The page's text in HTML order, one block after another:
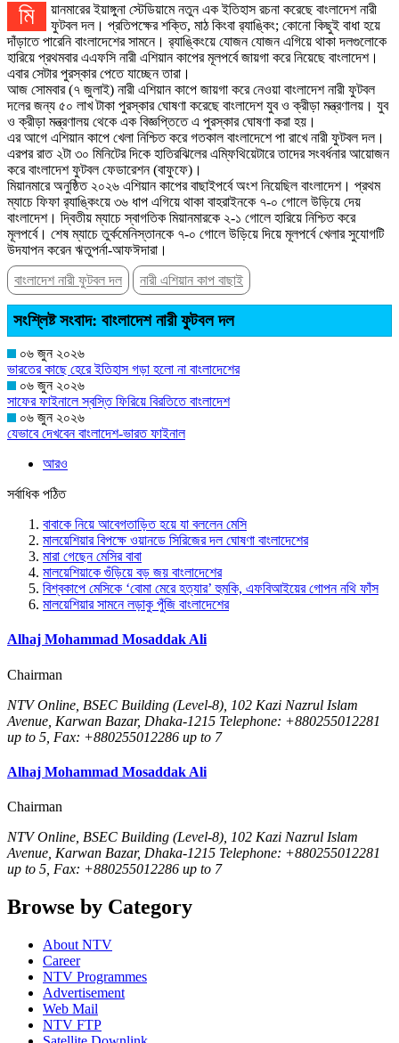
মিয়ানমারের ইয়াঙ্গুনা স্টেডিয়ামে নতুন এক ইতিহাস রচনা করেছে বাংলাদেশ নারী
ফুটবল দল। প্রতিপক্ষের শক্তি, মাঠ কিংবা র‌্যাঙ্কিং; কোনো কিছুই বাধা হয়ে
দাঁড়াতে পারেনি বাংলাদেশের সামনে। র‌্যাঙ্কিংয়ে যোজন যোজন এগিয়ে থাকা দলগুলোকে
হারিয়ে প্রথমবার এএফসি নারী এশিয়ান কাপের মূলপর্বে জায়গা করে নিয়েছে বাংলাদেশ।
এবার সেটার পুরস্কার পেতে যাচ্ছেন তারা।
আজ সোমবার (৭ জুলাই) নারী এশিয়ান কাপে জায়গা করে নেওয়া বাংলাদেশ নারী ফুটবল
দলের জন্য ৫০ লাখ টাকা পুরস্কার ঘোষণা করেছে বাংলাদেশ যুব ও ক্রীড়া মন্ত্রণালয়। যুব
ও ক্রীড়া মন্ত্রণালয় থেকে এক বিজ্ঞপ্তিতে এ পুরস্কার ঘোষণা করা হয়।
এর আগে এশিয়ান কাপে খেলা নিশ্চিত করে গতকাল বাংলাদেশে পা রাখে নারী ফুটবল দল।
এরপর রাত ২টা ৩০ মিনিটের দিকে হাতিরঝিলের এম্ফিথিয়েটারে তাদের সংবর্ধনার আয়োজন
করে বাংলাদেশ ফুটবল ফেডারেশন (বাফুফে)।
মিয়ানমারে অনুষ্ঠিত ২০২৬ এশিয়ান কাপের বাছাইপর্বে অংশ নিয়েছিল বাংলাদেশ। প্রথম
ম্যাচে ফিফা র‌্যাঙ্কিংয়ে ৩৬ ধাপ এগিয়ে থাকা বাহরাইনকে ৭-০ গোলে উড়িয়ে দেয়
বাংলাদেশ। দ্বিতীয় ম্যাচে স্বাগতিক মিয়ানমারকে ২-১ গোলে হারিয়ে নিশ্চিত করে
মূলপর্বে। শেষ ম্যাচে তুর্কমেনিস্তানকে ৭-০ গোলে উড়িয়ে দিয়ে মূলপর্বে খেলার সুযোগটি
উদযাপন করেন ঋতুপর্না-আফঈদারা।
বাংলাদেশ নারী ফুটবল দল
নারী এশিয়ান কাপ বাছাই
সংশ্লিষ্ট সংবাদ: বাংলাদেশ নারী ফুটবল দল
০৬ জুন ২০২৬
ভারতের কাছে হেরে ইতিহাস গড়া হলো না বাংলাদেশের
০৬ জুন ২০২৬
সাফের ফাইনালে স্বস্তি ফিরিয়ে বিরতিতে বাংলাদেশ
০৬ জুন ২০২৬
যেভাবে দেখবেন বাংলাদেশ-ভারত ফাইনাল
আরও
সর্বাধিক পঠিত
বাবাকে নিয়ে আবেগতাড়িত হয়ে যা বললেন মেসি
মালয়েশিয়ার বিপক্ষে ওয়ানডে সিরিজের দল ঘোষণা বাংলাদেশের
মারা গেছেন মেসির বাবা
মালয়েশিয়াকে গুঁড়িয়ে বড় জয় বাংলাদেশের
বিশ্বকাপে মেসিকে ‘বোমা মেরে হত্যার’ হুমকি, এফবিআইয়ের গোপন নথি ফাঁস
মালয়েশিয়ার সামনে লড়াকু পুঁজি বাংলাদেশের
Alhaj Mohammad Mosaddak Ali
Chairman
NTV Online, BSEC Building (Level-8), 102 Kazi Nazrul Islam
Avenue, Karwan Bazar, Dhaka-1215 Telephone: +880255012281
up to 5, Fax: +880255012286 up to 7
Alhaj Mohammad Mosaddak Ali
Chairman
NTV Online, BSEC Building (Level-8), 102 Kazi Nazrul Islam
Avenue, Karwan Bazar, Dhaka-1215 Telephone: +880255012281
up to 5, Fax: +880255012286 up to 7
Browse by Category
About NTV
Career
NTV Programmes
Advertisement
Web Mail
NTV FTP